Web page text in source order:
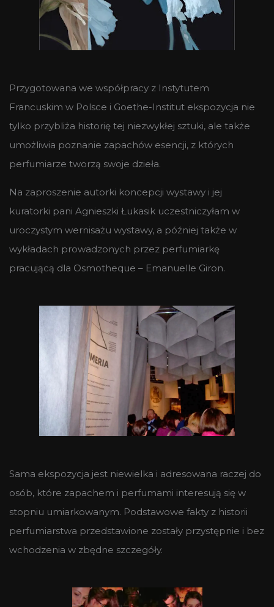
Przygotowana we współpracy z Instytutem
Francuskim w Polsce i Goethe-Institut ekspozycja nie
tylko przybliża historię tej niezwykłej sztuki, ale także
umożliwia poznanie zapachów esencji, z których
perfumiarze tworzą swoje dzieła.
Na zaproszenie autorki koncepcji wystawy i jej
kuratorki pani Agnieszki Łukasik uczestniczyłam w
uroczystym wernisażu wystawy, a później także w
wykładach prowadzonych przez perfumiarkę
pracującą dla Osmotheque – Emanuelle Giron.
Sama ekspozycja jest niewielka i adresowana raczej do
osób, które zapachem i perfumami interesują się w
stopniu umiarkowanym. Podstawowe fakty z historii
perfumiarstwa przedstawione zostały przystępnie i bez
wchodzenia w zbędne szczegóły.